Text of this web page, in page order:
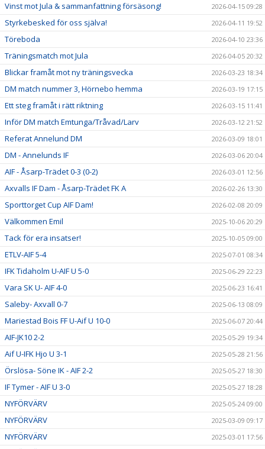
Vinst mot Jula & sammanfattning försäsong! 2026-04-15 09:28
Styrkebesked för oss själva! 2026-04-11 19:52
Töreboda 2026-04-10 23:36
Träningsmatch mot Jula 2026-04-05 20:32
Blickar framåt mot ny träningsvecka 2026-03-23 18:34
DM match nummer 3, Hörnebo hemma 2026-03-19 17:15
Ett steg framåt i rätt riktning 2026-03-15 11:41
Inför DM match Emtunga/Tråvad/Larv 2026-03-12 21:52
Referat Annelund DM 2026-03-09 18:01
DM - Annelunds IF 2026-03-06 20:04
AIF - Åsarp-Trädet 0-3 (0-2) 2026-03-01 12:56
Axvalls IF Dam - Åsarp-Trädet FK A 2026-02-26 13:30
Sporttorget Cup AIF Dam! 2026-02-08 20:09
Välkommen Emil 2025-10-06 20:29
Tack för era insatser! 2025-10-05 09:00
ETLV-AIF 5-4 2025-07-01 08:34
IFK Tidaholm U-AIF U 5-0 2025-06-29 22:23
Vara SK U- AIF 4-0 2025-06-23 16:41
Saleby- Axvall 0-7 2025-06-13 08:09
Mariestad Bois FF U-Aif U 10-0 2025-06-07 20:44
AIF-JK10 2-2 2025-05-29 19:34
Aif U-IFK Hjo U 3-1 2025-05-28 21:56
Örslösa- Söne IK - AIF 2-2 2025-05-27 18:30
IF Tymer - AIF U 3-0 2025-05-27 18:28
NYFÖRVÄRV 2025-05-24 09:00
NYFÖRVÄRV 2025-03-09 09:17
NYFÖRVÄRV 2025-03-01 17:56